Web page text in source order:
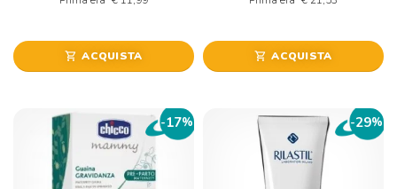
shopping_cart ACQUISTA shopping_cart ACQUISTA
-17% -29%